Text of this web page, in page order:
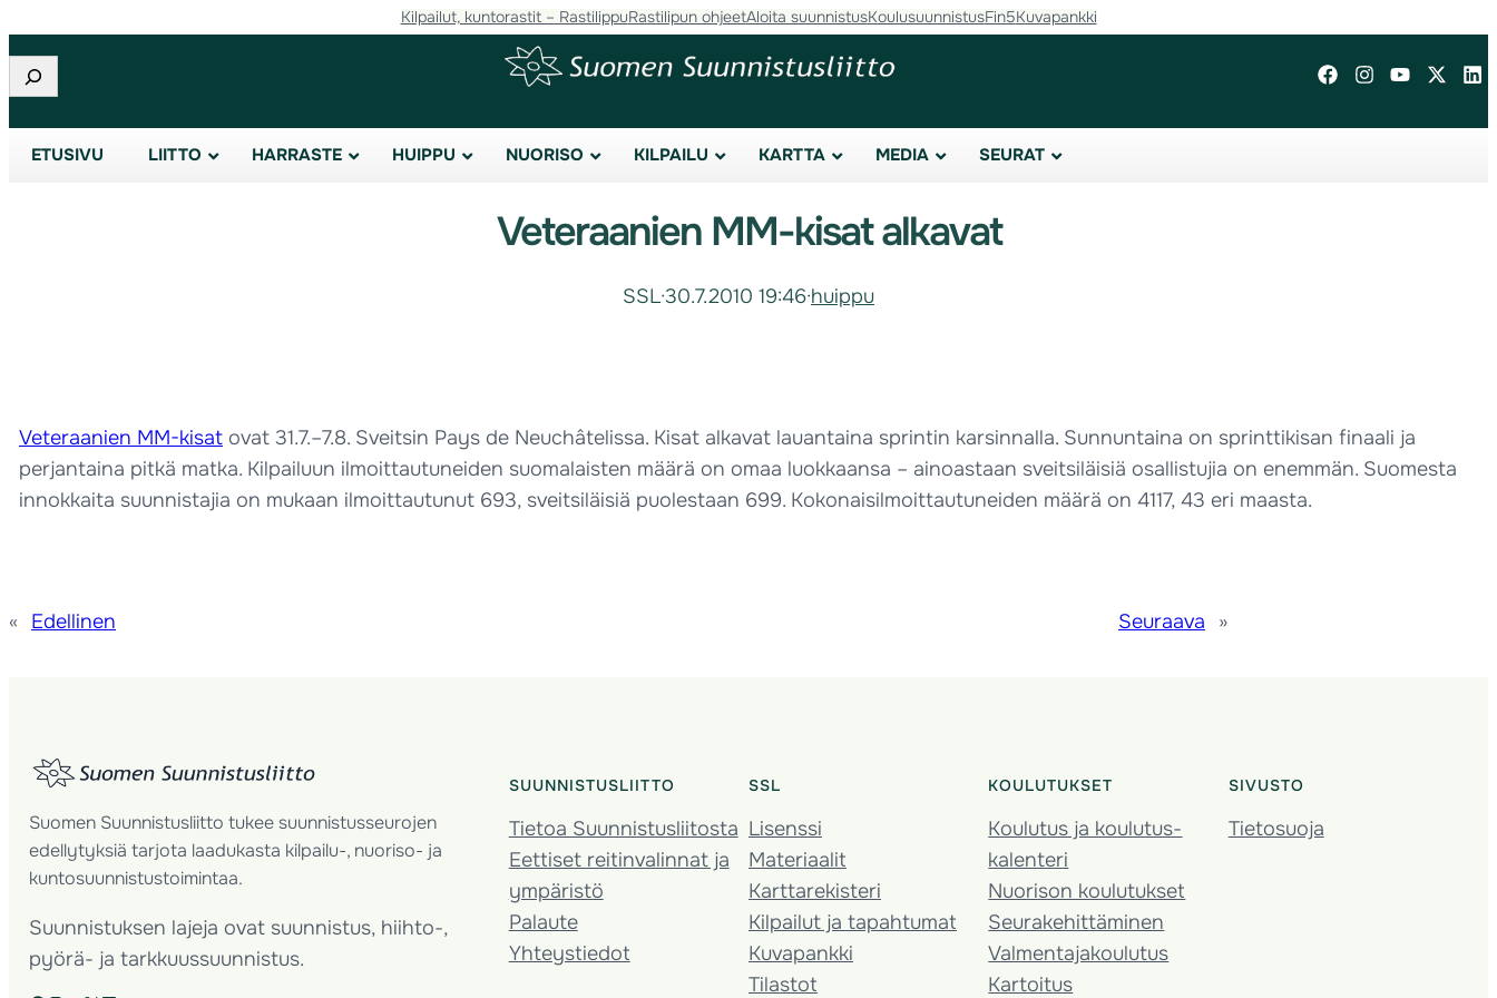
Kilpailut, kuntorastit – RastilippuRastilipun ohjeetAloita suunnistusKoulusuunnistusFin5Kuvapankki
Etsi
ETUSIVU LIITTO HARRASTE HUIPPU NUORISO KILPAILU KARTTA MEDIA SEURAT
Veteraanien MM-kisat alkavat
SSL·30.7.2010 19:46·huippu
Veteraanien MM-kisat ovat 31.7.–7.8. Sveitsin Pays de Neuchâtelissa. Kisat alkavat lauantaina sprintin karsinnalla. Sunnuntaina on sprinttikisan finaali ja
perjantaina pitkä matka. Kilpailuun ilmoittautuneiden suomalaisten määrä on omaa luokkaansa – ainoastaan sveitsiläisiä osallistujia on enemmän. Suomesta
innokkaita suunnistajia on mukaan ilmoittautunut 693, sveitsiläisiä puolestaan 699. Kokonaisilmoittautuneiden määrä on 4117, 43 eri maasta.
« Edellinen Seuraava »
Suomen Suunnistusliitto tukee suunnistusseurojen
edellytyksiä tarjota laadukasta kilpailu-, nuoriso- ja
kuntosuunnistustoimintaa.
Suunnistuksen lajeja ovat suunnistus, hiihto-,
pyörä- ja tarkkuussuunnistus.
SUUNNISTUSLIITTO
Tietoa Suunnistusliitosta
Eettiset reitinvalinnat ja
ympäristö
Palaute
Yhteystiedot
SSL
Lisenssi
Materiaalit
Karttarekisteri
Kilpailut ja tapahtumat
Kuvapankki
Tilastot
KOULUTUKSET
Koulutus ja koulutus­
kalenteri
Nuorison koulutukset
Seura­kehittäminen
Valmentaja­koulutus
Kartoitus
SIVUSTO
Tietosuoja